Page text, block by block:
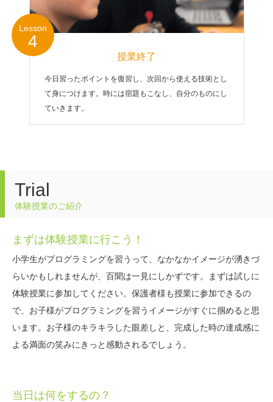
Lesson
4
授業終了
今日習ったポイントを復習し、次回から使える技術とし
て身につけます。時には宿題もこなし、自分のものにし
ていきます。
Trial
体験授業のご紹介
まずは体験授業に行こう！
小学生がプログラミングを習うって、なかなかイメージが湧きづ
らいかもしれませんが、百聞は一見にしかずです。まずは試しに
体験授業に参加してください。保護者様も授業に参加できるの
で、お子様がプログラミングを習うイメージがすぐに掴めると思
います。お子様のキラキラした眼差しと、完成した時の達成感に
よる満面の笑みにきっと感動されるでしょう。
当日は何をするの？